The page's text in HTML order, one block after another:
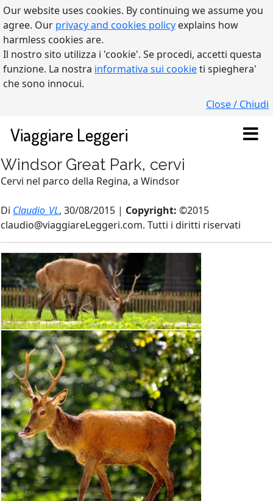
Our website uses cookies. By continuing we assume you
agree. Our privacy and cookies policy explains how
harmless cookies are.
Il nostro sito utilizza i 'cookie'. Se procedi, accetti questa
funzione. La nostra informativa sui cookieti spieghera'
che sono innocui.
Close / Chiudi
Viaggiare Leggeri
Windsor Great Park, cervi
Cervi nel parco della Regina, a Windsor
Di Claudio_VL, 30/08/2015 | Copyright: ©2015
claudio@viaggiareLeggeri.com. Tutti i diritti riservati